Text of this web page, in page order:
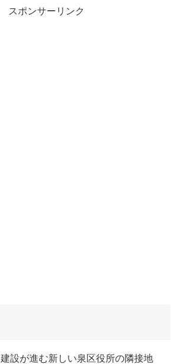
スポンサーリンク
建設が進む新しい泉区役所の隣接地